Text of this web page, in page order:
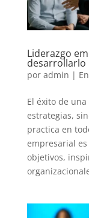
Liderazgo
desarrollarlo
por admin |
El éxito de
estrategias,
practica en
empresarial
objetivos,